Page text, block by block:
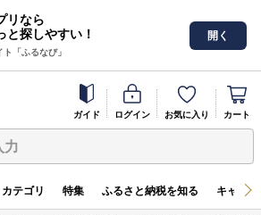
リなら
と探しやすい！
「ふるなび」
開く
ガイド ログイン お気に入り カート
カテゴリ 特集 ふるさと納税を知る キャン